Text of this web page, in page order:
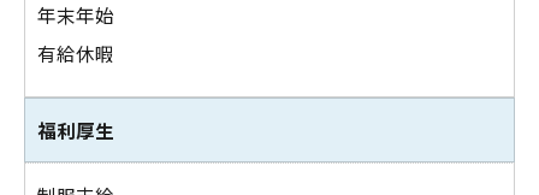
年末年始
有給休暇
福利厚生